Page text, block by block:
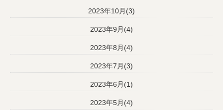
2023年10月(3)
2023年9月(4)
2023年8月(4)
2023年7月(3)
2023年6月(1)
2023年5月(4)